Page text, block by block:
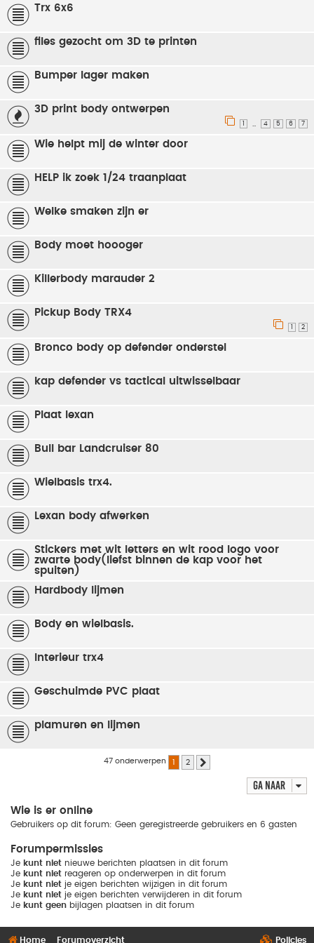
Trx 6x6
files gezocht om 3D te printen
Bumper lager maken
3D print body ontwerpen
4 5 6 7
Wie helpt mij de winter door
HELP ik zoek 1/24 traanplaat
Welke smaken zijn er
Body moet hoooger
Killerbody marauder 2
Pickup Body TRX4
1 2
Bronco body op defender onderstel
kap defender vs tactical uitwisselbaar
Plaat lexan
Bull bar Landcruiser 80
Wielbasis trx4.
Lexan body afwerken
Stickers met wit letters en wit rood logo voor
zwarte body(liefst binnen de kap voor het
spuiten)
Hardbody lijmen
Body en wielbasis.
Interieur trx4
Geschuimde PVC plaat
plamuren en lijmen
47 onderwerpen 1 2
Ga naar
Wie is er online
Gebruikers op dit forum: Geen geregistreerde gebruikers en 6 gasten
Forumpermissies
Je kunt niet nieuwe berichten plaatsen in dit forum
Je kunt niet reageren op onderwerpen in dit forum
Je kunt niet je eigen berichten wijzigen in dit forum
Je kunt niet je eigen berichten verwijderen in dit forum
Je kunt geen bijlagen plaatsen in dit forum
Home Forumoverzicht Policies